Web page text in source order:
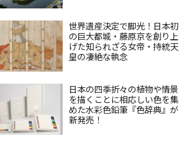
世界遺産決定で脚光！日本初
の巨大都城・藤原京を創り上
げた知られざる女帝・持統天
皇の凄絶な執念
日本の四季折々の植物や情景
を描くことに相応しい色を集
めた水彩色鉛筆『色辞典』が
新発売！